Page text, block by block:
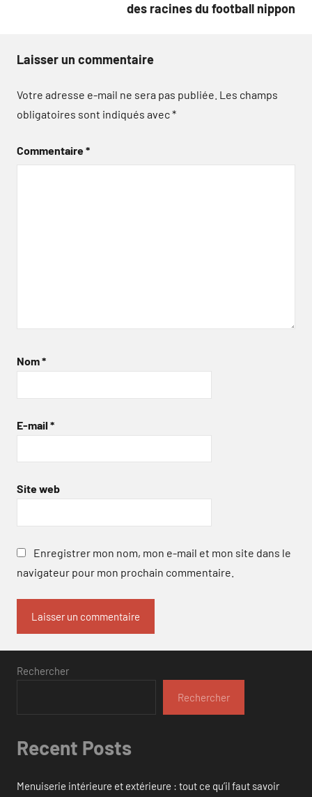
des racines du football nippon
Laisser un commentaire
Votre adresse e-mail ne sera pas publiée. Les champs
obligatoires sont indiqués avec*
Commentaire*
Nom*
E-mail *
Site web
Enregistrer mon nom, mon e-mail et mon site dans le
navigateur pour mon prochain commentaire.
Rechercher
Rechercher
Recent Posts
Menuiserie intérieure et extérieure : tout ce qu’il faut savoir